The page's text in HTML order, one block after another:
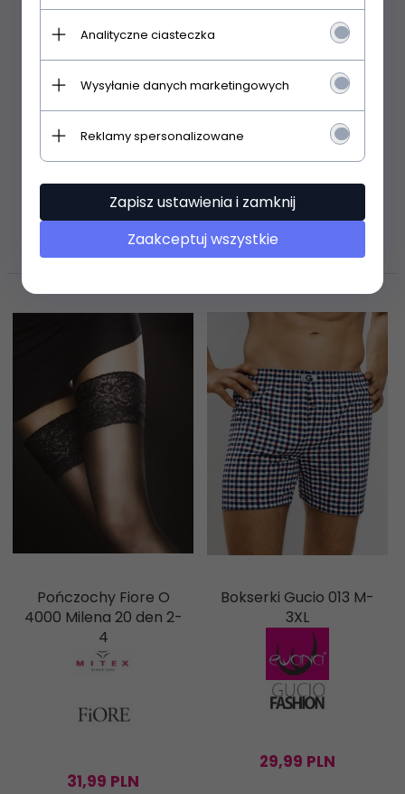
52,99PLN 56,99 PLN
KLIENCI, KTÓRZY KUPILI TEN PRODUKT
OGLADALI RÓWNIEŻ...
Pończochy Fiore O
4000 Milena 20 den 2-
4
31,99 PLN
Bokserki Gucio 013 M-
3XL
29,99 PLN
Analityczne ciasteczka
Wysyłanie danych marketingowych
Reklamy spersonalizowane
Zapisz ustawienia i zamknij
Zaakceptuj wszystkie